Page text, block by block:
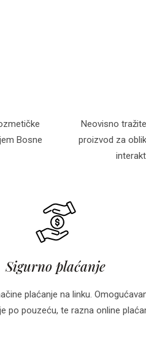
Bosne
Neovisno
proizvod za
Sigurno plaćanje
plaćanje na linku.
po pouzeću, te razna online